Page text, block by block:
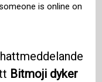
is online on
Bitmoji dyker